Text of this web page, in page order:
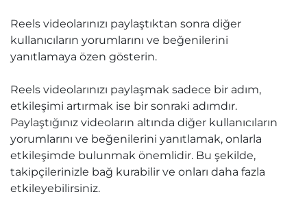
Reels videolarınızı paylaştıktan sonra diğer
kullanıcıların yorumlarını ve beğenilerini
yanıtlamaya özen gösterin.
Reels videolarınızı paylaşmak sadece bir adım,
etkileşimi artırmak ise bir sonraki adımdır.
Paylaştığınız videoların altında diğer kullanıcıların
yorumlarını ve beğenilerini yanıtlamak, onlarla
etkileşimde bulunmak önemlidir. Bu şekilde,
takipçilerinizle bağ kurabilir ve onları daha fazla
etkileyebilirsiniz.